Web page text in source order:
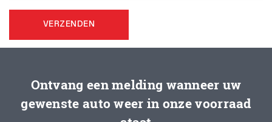
VERZENDEN
Ontvang een melding wanneer uw
gewenste auto weer in onze voorraad